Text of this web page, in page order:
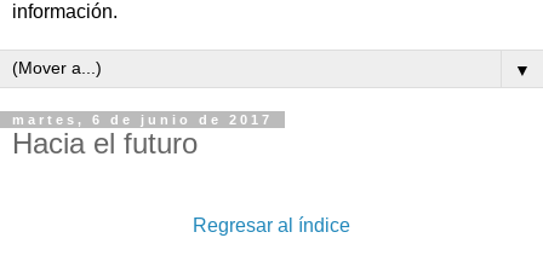
información.
▼
martes, 6 de junio de 2017
Hacia el futuro
Regresar al índice